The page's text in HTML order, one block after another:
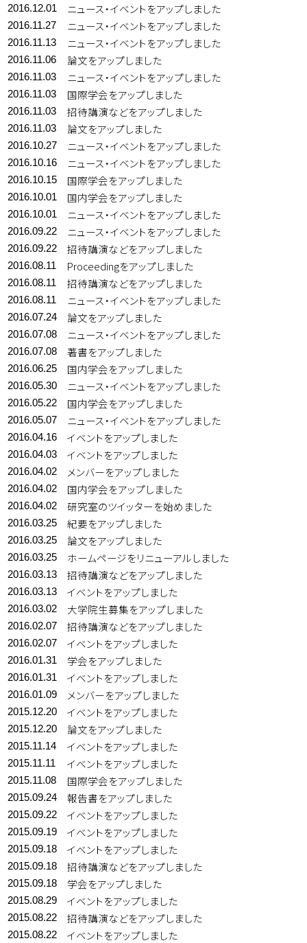
2016.12.01 ニュース・イベントをアップしました
2016.11.27 ニュース・イベントをアップしました
2016.11.13 ニュース・イベントをアップしました
2016.11.06 論文をアップしました
2016.11.03 ニュース・イベントをアップしました
2016.11.03 国際学会をアップしました
2016.11.03 招待講演などをアップしました
2016.11.03 論文をアップしました
2016.10.27 ニュース・イベントをアップしました
2016.10.16 ニュース・イベントをアップしました
2016.10.15 国際学会をアップしました
2016.10.01 国内学会をアップしました
2016.10.01 ニュース・イベントをアップしました
2016.09.22 ニュース・イベントをアップしました
2016.09.22 招待講演などをアップしました
2016.08.11 Proceedingをアップしました
2016.08.11 招待講演などをアップしました
2016.08.11 ニュース・イベントをアップしました
2016.07.24 論文をアップしました
2016.07.08 ニュース・イベントをアップしました
2016.07.08 著書をアップしました
2016.06.25 国内学会をアップしました
2016.05.30 ニュース・イベントをアップしました
2016.05.22 国内学会をアップしました
2016.05.07 ニュース・イベントをアップしました
2016.04.16 イベントをアップしました
2016.04.03 イベントをアップしました
2016.04.02 メンバーをアップしました
2016.04.02 国内学会をアップしました
2016.04.02 研究室のツイッターを始めました
2016.03.25 紀要をアップしました
2016.03.25 論文をアップしました
2016.03.25 ホームページをリニューアルしました
2016.03.13 招待講演などをアップしました
2016.03.13 イベントをアップしました
2016.03.02 大学院生募集をアップしました
2016.02.07 招待講演などをアップしました
2016.02.07 イベントをアップしました
2016.01.31 学会をアップしました
2016.01.31 イベントをアップしました
2016.01.09 メンバーをアップしました
2015.12.20 イベントをアップしました
2015.12.20 論文をアップしました
2015.11.14 イベントをアップしました
2015.11.11 イベントをアップしました
2015.11.08 国際学会をアップしました
2015.09.24 報告書をアップしました
2015.09.22 イベントをアップしました
2015.09.19 イベントをアップしました
2015.09.18 イベントをアップしました
2015.09.18 招待講演などをアップしました
2015.09.18 学会をアップしました
2015.08.29 イベントをアップしました
2015.08.22 招待講演などをアップしました
2015.08.22 イベントをアップしました